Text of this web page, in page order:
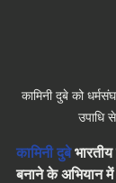
कामिनी दुबे को
उपाधि
कामिनी दुबे
बनाने के अभियान में